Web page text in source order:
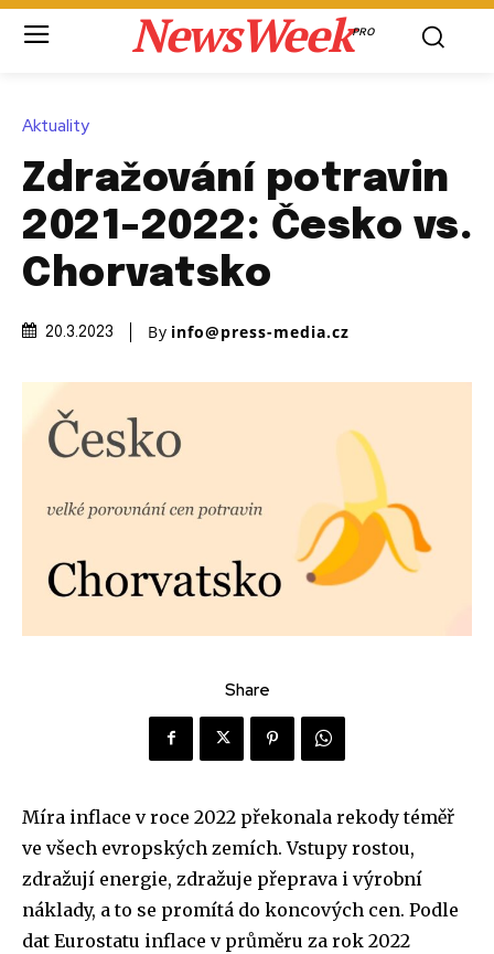
NewsWeekPRO
Aktuality
Zdražování potravin
2021-2022: Česko vs.
Chorvatsko
20.3.2023 By info@press-media.cz
Share
Míra inflace v roce 2022 překonala rekody téměř
ve všech evropských zemích. Vstupy rostou,
zdražují energie, zdražuje přeprava i výrobní
náklady, a to se promítá do koncových cen. Podle
dat Eurostatu inflace v průměru za rok 2022